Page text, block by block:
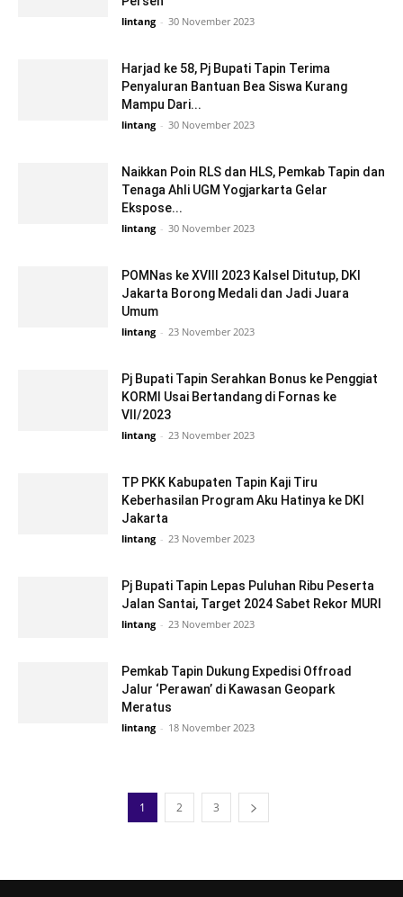
lintang - 30 November 2023
Harjad ke 58, Pj Bupati Tapin Terima
Penyaluran Bantuan Bea Siswa Kurang
Mampu Dari...
lintang - 30 November 2023
Naikkan Poin RLS dan HLS, Pemkab Tapin dan
Tenaga Ahli UGM Yogjarkarta Gelar
Ekspose...
lintang - 30 November 2023
POMNas ke XVIII 2023 Kalsel Ditutup, DKI
Jakarta Borong Medali dan Jadi Juara
Umum
lintang - 23 November 2023
Pj Bupati Tapin Serahkan Bonus ke Penggiat
KORMI Usai Bertandang di Fornas ke
VII/2023
lintang - 23 November 2023
TP PKK Kabupaten Tapin Kaji Tiru
Keberhasilan Program Aku Hatinya ke DKI
Jakarta
lintang - 23 November 2023
Pj Bupati Tapin Lepas Puluhan Ribu Peserta
Jalan Santai, Target 2024 Sabet Rekor MURI
lintang - 23 November 2023
Pemkab Tapin Dukung Expedisi Offroad
Jalur ‘Perawan’ di Kawasan Geopark
Meratus
lintang - 18 November 2023
1 2 3